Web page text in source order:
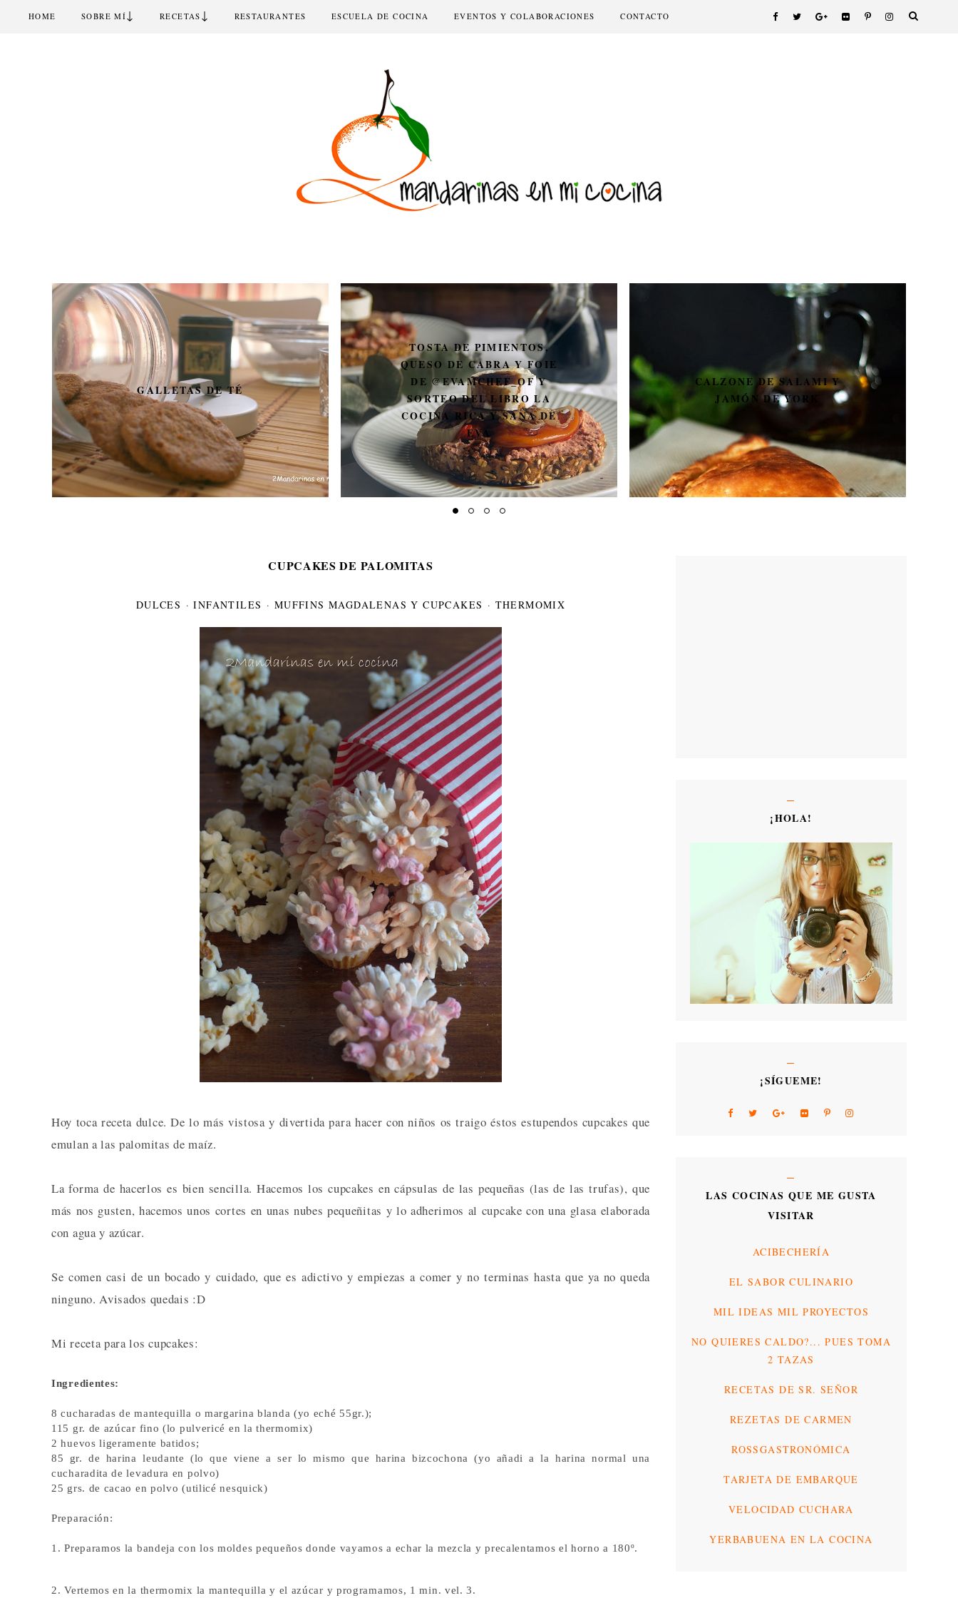
HOME SOBRE MÍ↓ RECETAS ↓ RESTAURANTES ESCUELA DE COCINA EVENTOS Y COLABORACIONES CONTACTO
GALLETAS DE TÉ
TOSTA DE PIMIENTOS,
QUESO DE CABRA Y FOIE
DE @EVAMCHEF_OF Y
SORTEO DEL LIBRO LA
COCINA RICA Y SANA DE
EVA
CALZONE DE SALAMI Y
JAMÓN DE YORK
CUPCAKES DE PALOMITAS
DULCES ·INFANTILES · MUFFINS MAGDALENAS Y CUPCAKES · THERMOMIX
Hoy toca receta dulce. De lo más vistosa y divertida para hacer con niños os traigo éstos estupendos cupcakes que
emulan a las palomitas de maíz.
La forma de hacerlos es bien sencilla. Hacemos los cupcakes en cápsulas de las pequeñas (las de las trufas), que
más nos gusten, hacemos unos cortes en unas nubes pequeñitas y lo adherimos al cupcake con una glasa elaborada
con agua y azúcar.
Se comen casi de un bocado y cuidado, que es adictivo y empiezas a comer y no terminas hasta que ya no queda
ninguno. Avisados quedais :D
Mi receta para los cupcakes:
Ingredientes:
8 cucharadas de mantequilla o margarina blanda (yo eché 55gr.);
115 gr. de azúcar fino (lo pulvericé en la thermomix)
2 huevos ligeramente batidos;
85 gr. de harina leudante (lo que viene a ser lo mismo que harina bizcochona (yo añadi a la harina normal una
cucharadita de levadura en polvo)
25 grs. de cacao en polvo (utilicé nesquick)
Preparación:
1. Preparamos la bandeja con los moldes pequeños donde vayamos a echar la mezcla y precalentamos el horno a 180º.
2. Vertemos en la thermomix la mantequilla y el azúcar y programamos, 1 min. vel. 3.
¡HOLA!
¡SÍGUEME!
LAS COCINAS QUE ME GUSTA
VISITAR
ACIBECHERÍA
EL SABOR CULINARIO
MIL IDEAS MIL PROYECTOS
NO QUIERES CALDO?... PUES TOMA
2 TAZAS
RECETAS DE SR. SEÑOR
REZETAS DE CARMEN
ROSSGASTRONÓMICA
TARJETA DE EMBARQUE
VELOCIDAD CUCHARA
YERBABUENA EN LA COCINA